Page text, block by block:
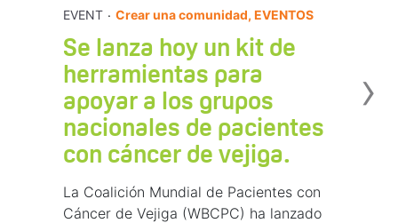
EVENT . Crear una comunidad, EVENTOS
Se lanza hoy un kit de
herramientas para
apoyar a los grupos
nacionales de pacientes
con cáncer de vejiga.
La Coalición Mundial de Pacientes con
Cáncer de Vejiga (WBCPC) ha lanzado
›